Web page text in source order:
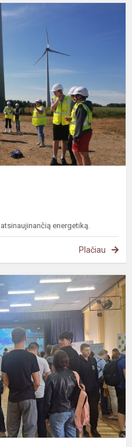
energetiką.
Plačiau